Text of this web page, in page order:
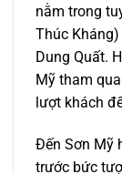
nằm trong
Thúc
Dung Quất.
Mỹ tham
lượt khách
Ðến Sơn Mỹ
trước bức